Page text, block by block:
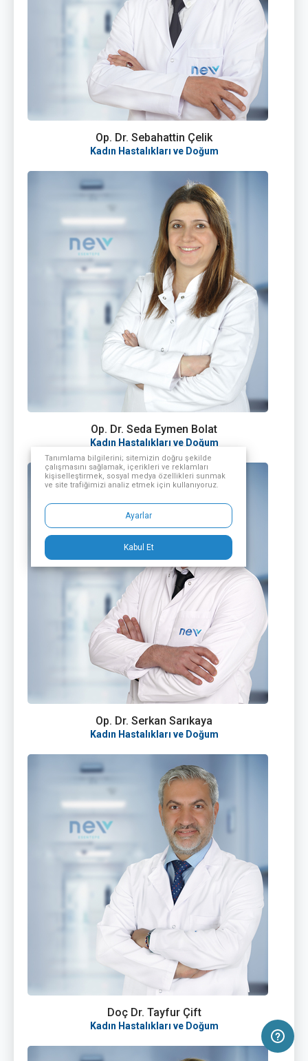
Op. Dr. Sebahattin Çelik
Kadın Hastalıkları ve Doğum
Op. Dr. Seda Eymen Bolat
Kadın Hastalıkları ve Doğum
Op. Dr. Serkan Sarıkaya
Kadın Hastalıkları ve Doğum
Doç Dr. Tayfur Çift
Kadın Hastalıkları ve Doğum
Tanımlama bilgilerini; sitemizin doğru şekilde
çalışmasını sağlamak, içerikleri ve reklamları
kişiselleştirmek, sosyal medya özellikleri sunmak
ve site trafiğimizi analiz etmek için kullanıyoruz.
Ayarlar
Kabul Et